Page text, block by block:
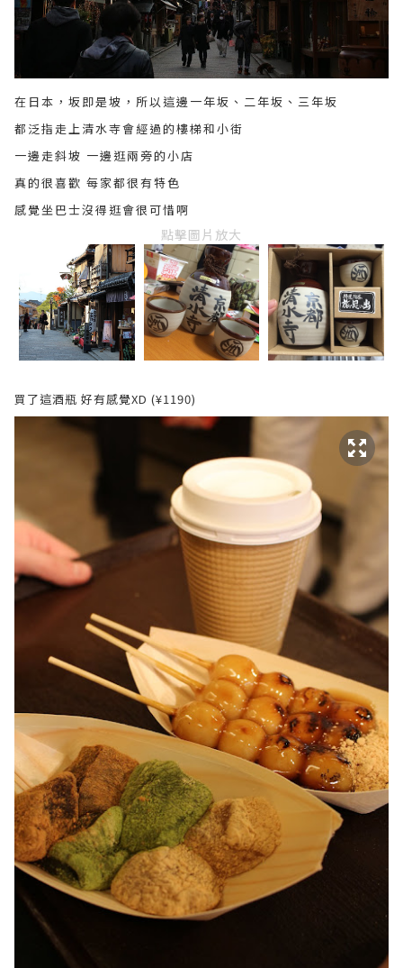
在日本，坂即是坡，所以這邊一年坂、二年坂、三年坂
都泛指走上清水寺會經過的樓梯和小街
一邊走斜坡 一邊逛兩旁的小店
真的很喜歡 每家都很有特色
感覺坐巴士沒得逛會很可惜啊
點擊圖片放大
買了這酒瓶 好有感覺XD (¥1190)